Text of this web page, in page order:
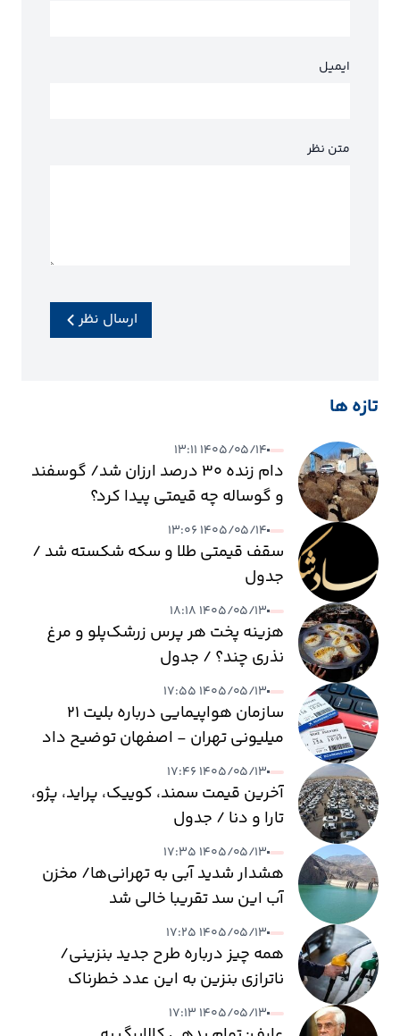
ایمیل
متن نظر
ارسال نظر
تازه ها
۱۴۰۵/۰۵/۱۴ ۱۳:۱۱
دام زنده ۳۰ درصد ارزان شد/ گوسفند
و گوساله چه قیمتی پیدا کرد؟
۱۴۰۵/۰۵/۱۴ ۱۳:۰۶
سقف قیمتی طلا و سکه شکسته شد /
جدول
۱۴۰۵/۰۵/۱۳ ۱۸:۱۸
هزینه پخت هر پرس زرشک‌پلو و مرغ
نذری چند؟ / جدول
۱۴۰۵/۰۵/۱۳ ۱۷:۵۵
سازمان هواپیمایی درباره بلیت ۲۱
میلیونی تهران - اصفهان توضیح داد
۱۴۰۵/۰۵/۱۳ ۱۷:۴۶
آخرین قیمت سمند، کوییک، پراید، پژو،
تارا و دنا / جدول
۱۴۰۵/۰۵/۱۳ ۱۷:۳۵
هشدار شدید آبی به تهرانی‌ها/ مخزن
آب این سد تقریبا خالی شد
۱۴۰۵/۰۵/۱۳ ۱۷:۲۵
همه چیز درباره طرح جدید بنزینی/
ناترازی بنزین به این عدد خطرناک
می‌رسد
۱۴۰۵/۰۵/۱۳ ۱۷:۱۳